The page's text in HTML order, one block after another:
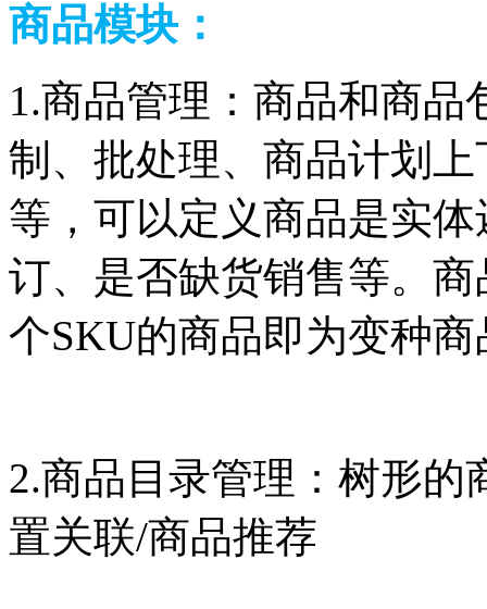
商品模块：
1.商品管理：商品和商
制、批处理、商品计划
等，可以定义商品是实
订、是否缺货销售等。
个SKU的商品即为变
2.商品目录管理：树形
置关联/商品推荐